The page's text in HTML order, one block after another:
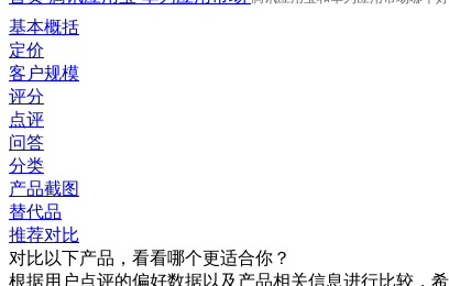
基本概括
定价
客户规模
评分
点评
问答
分类
产品截图
替代品
推荐对比
对比以下产品，看看哪个更适合你？
根据用户点评的偏好数据以及产品相关信息进行比较，